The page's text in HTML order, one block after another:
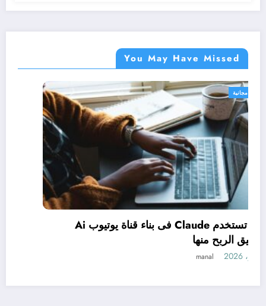
You May Have Missed
دورات مجانية
وتحقيق الربح منها
1 يونيو، 2026